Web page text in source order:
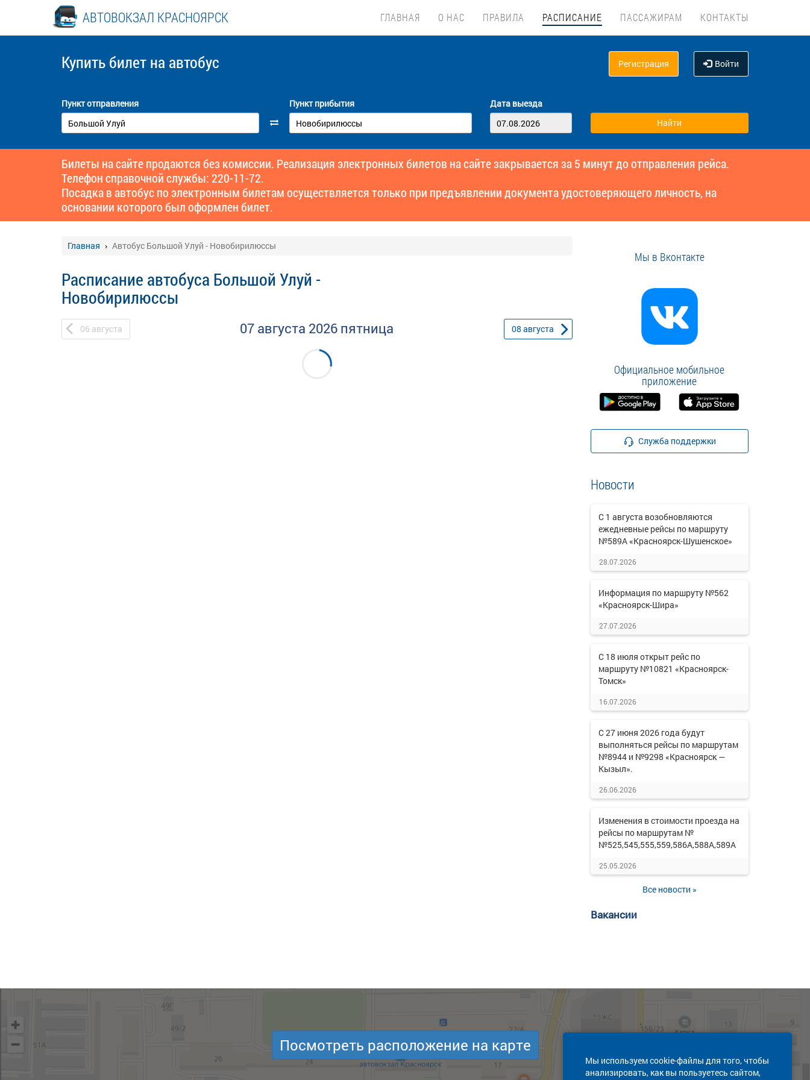
АВТОВОКЗАЛ КРАСНОЯРСК ГЛАВНАЯ О НАС ПРАВИЛА РАСПИСАНИЕ ПАССАЖИРАМ КОНТАКТЫ
Купить билет на автобус Регистрация Войти
Пункт отправления Пункт прибытия Дата выезда
Билеты на сайте продаются без комиссии. Реализация электронных билетов на сайте закрывается за 5 минут до отправления рейса.
Телефон справочной службы: 220-11-72.
Посадка в автобус по электронным билетам осуществляется только при предъявлении документа удостоверяющего личность, на
основании которого был оформлен билет.
Главная Автобус Большой Улуй - Новобирилюссы
Расписание автобуса Большой Улуй -
Новобирилюссы
06 августа 07 августа 2026 пятница 08 августа
Мы в Вконтакте
Официальное мобильное
приложение
Служба поддержки
Новости
С 1 августа возобновляются
ежедневные рейсы по маршруту
№589А «Красноярск-Шушенское»
28.07.2026
Информация по маршруту №562
«Красноярск-Шира»
27.07.2026
С 18 июля открыт рейс по
маршруту №10821 «Красноярск-
Томск»
16.07.2026
С 27 июня 2026 года будут
выполняться рейсы по маршрутам
№8944 и №9298 «Красноярск —
Кызыл».
26.06.2026
Изменения в стоимости проезда на
рейсы по маршрутам №
№525,545,555,559,586А,588А,589А
25.05.2026
Все новости »
Вакансии
Мы используем cookie-файлы для того, чтобы
анализировать, как вы пользуетесь сайтом,
Посмотреть расположение на карте